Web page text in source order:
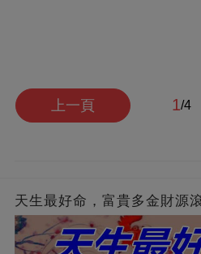
上一頁 1/4
天生最好命，富貴多金財源